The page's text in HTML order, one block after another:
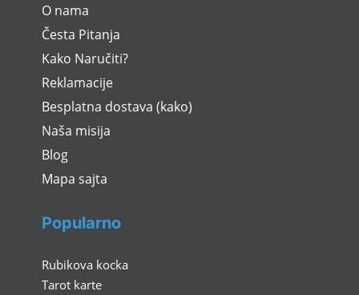
O nama
Česta Pitanja
Kako Naručiti?
Reklamacije
Besplatna dostava (kako)
Naša misija
Blog
Mapa sajta
Popularno
Rubikova kocka
Tarot karte